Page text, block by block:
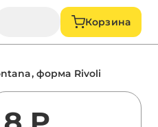
Корзина
форма Rivoli